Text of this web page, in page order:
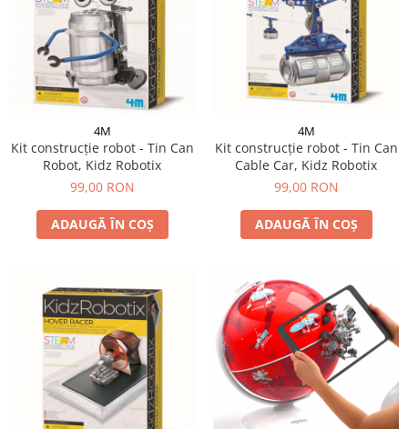
4M
Kit construcție robot - Tin Can
Robot, Kidz Robotix
99,00 RON
ADAUGĂ ÎN COȘ
4M
Kit construcție robot - Tin Can
Cable Car, Kidz Robotix
99,00 RON
ADAUGĂ ÎN COȘ